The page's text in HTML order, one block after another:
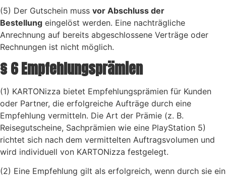
(5) Der Gutschein muss vor Abschluss der
Bestellung eingelöst werden. Eine nachträgliche
Anrechnung auf bereits abgeschlossene Verträge oder
Rechnungen ist nicht möglich.
§ 6 Empfehlungsprämien
(1) KARTONizza bietet Empfehlungsprämien für Kunden
oder Partner, die erfolgreiche Aufträge durch eine
Empfehlung vermitteln. Die Art der Prämie (z. B.
Reisegutscheine, Sachprämien wie eine PlayStation 5)
richtet sich nach dem vermittelten Auftragsvolumen und
wird individuell von KARTONizza festgelegt.
(2) Eine Empfehlung gilt als erfolgreich, wenn durch sie ein